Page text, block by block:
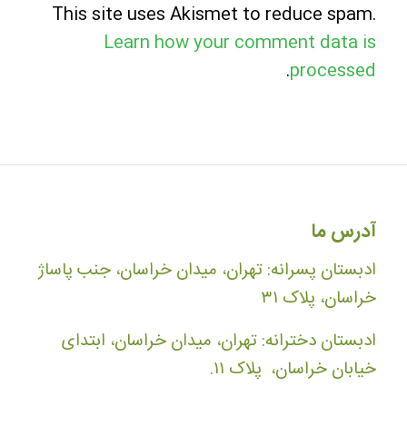
This site uses Akismet to reduce spam.
Learn how your comment data is
processed
.
آدرس ما
ادبستان پسرانه: تهران، میدان خراسان، جنب پاساژ
خراسان، پلاک ۳۱
ادبستان دخترانه: تهران، میدان خراسان، ابتدای
خیابان خراسان، پلاک ۱۱.